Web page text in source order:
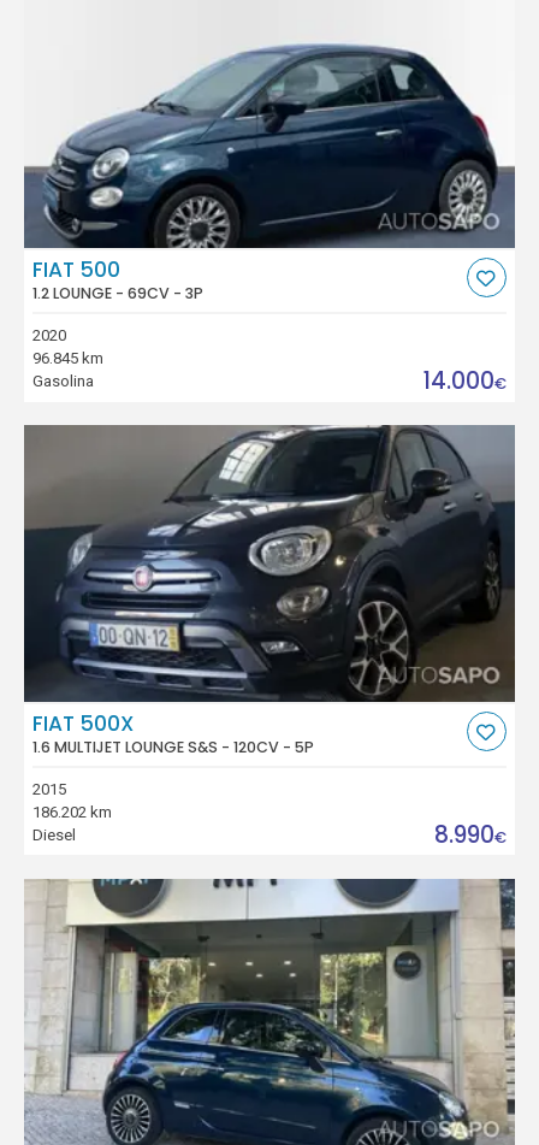
FIAT 500
1.2 LOUNGE - 69CV - 3P
2020
96.845 km
Gasolina
14.000€
FIAT 500X
1.6 MULTIJET LOUNGE S&S - 120CV - 5P
2015
186.202 km
Diesel
8.990€